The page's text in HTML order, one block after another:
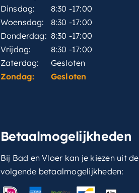
Dinsdag:
8:30 -17:00
Woensdag:
8:30 -17:00
Donderdag: 8:30 -17:00
Vrijdag:
8:30 -17:00
Zaterdag:
Gesloten
Zondag:
Gesloten
Betaalmogelijkheden
Bij Bad en Vloer kan je kiezen uit de
volgende betaalmogelijkheden: